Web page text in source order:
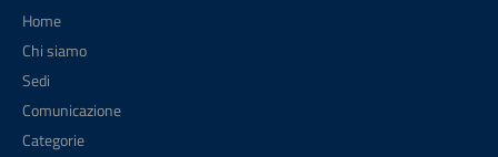
Home
Chi siamo
Sedi
Comunicazione
Categorie